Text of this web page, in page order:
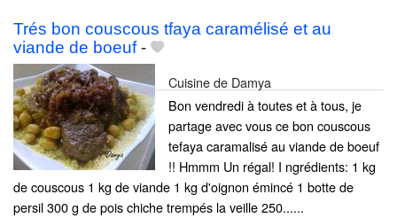
Trés bon couscous tfaya caramélisé et au
viande de boeuf-
Cuisine de Damya
Bon vendredi à toutes et à tous, je
partage avec vous ce bon couscous
tefaya caramalisé au viande de boeuf
!! Hmmm Un régal! I ngrédients: 1 kg
de couscous 1 kg de viande 1 kg d'oignon émincé 1 botte de
persil 300 g de pois chiche trempés la veille 250......